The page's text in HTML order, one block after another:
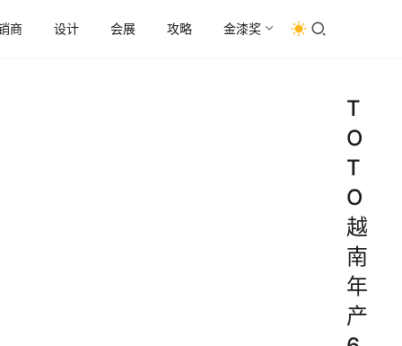
商 设计 会展 攻略 金漆奖
T
O
T
O
越
南
年
产